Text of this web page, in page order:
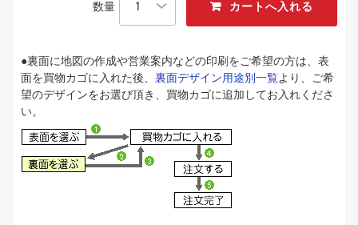
数量
●裏面に地図の作成や営業案内などの印刷をご希望の方は、表
面を買物カゴに入れた後、 裏面デザイン用途別一覧より、ご希
望のデザインをお選び頂き、買物カゴに追加してお入れくださ
い。